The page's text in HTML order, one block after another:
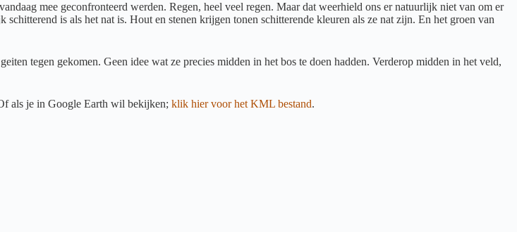
mee geconfronteerd werden. Regen, heel veel regen. Maar dat weerhield ons er natuurlijk niet van om er
is als het nat is. Hout en stenen krijgen tonen schitterende kleuren als ze nat zijn. En het groen van
tegen gekomen. Geen idee wat ze precies midden in het bos te doen hadden. Verderop midden in het veld,
als je in Google Earth wil bekijken; klik hier voor het KML bestand.